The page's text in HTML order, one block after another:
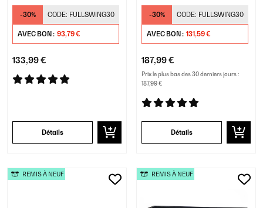
-30% CODE: FULLSWING30
AVEC BON : 93,79 €
133,99 €
Détails
-30% CODE: FULLSWING30
AVEC BON : 131,59 €
187,99 €
Prix le plus bas des 30 derniers jours :
187,99 €
Détails
REMIS À NEUF REMIS À NEUF